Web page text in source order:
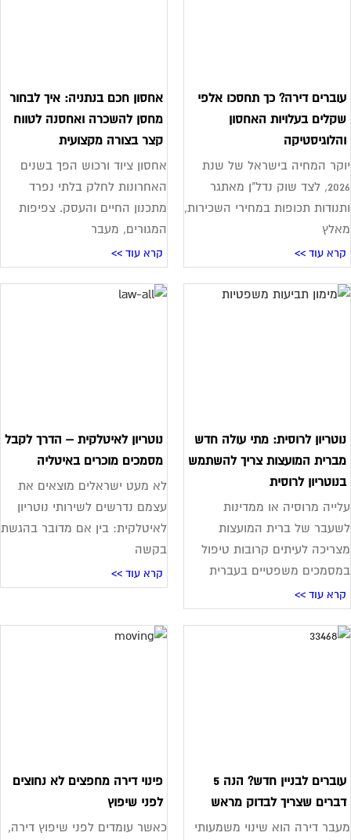
דירה? כך תחסכו אלפי
בעלויות האחסון
המחיה בישראל של שנת
2026, לצד שוק נדל"ן מאתגר
תכופות במחירי השכירות,
עוד >>
אחסון חכם בנתניה: איך לבחור
מחסן להשכרה ואחסנה לטווח
קצר בצורה מקצועית
אחסון ציוד ורכוש הפך בשנים
האחרונות לחלק בלתי נפרד
מתכנון החיים והעסק. צפיפות
המגורים, מעבר
קרא עוד >>
לרוסית: מתי עולה חדש
המועצות צריך להשתמש
לרוסית
מרוסיה או ממדינות
של ברית המועצות
לעיתים קרובות טיפול
משפטיים בעברית
עוד >>
נוטריון לאיטלקית – הדרך לקבל
מסמכים מוכרים באיטליה
לא מעט ישראלים מוצאים את
עצמם נדרשים לשירותי נוטריון
לאיטלקית: בין אם מדובר בהגשת
בקשה
קרא עוד >>
עוברים לבניין חדש? הנה 5
שצריך לבדוק מראש
דירה הוא שינוי משמעותי
פינוי דירה מחפצים לא נחוצים
לפני שיפוץ
כאשר עומדים לפני שיפוץ דירה,